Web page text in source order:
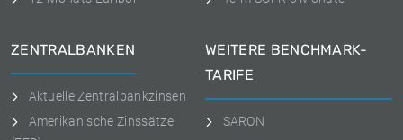
ZENTRALBANKEN
Aktuelle Zentralbankzinsen
Amerikanische Zinssätze
WEITERE BENCHMARK-
TARIFE
SARON